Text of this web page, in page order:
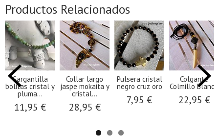
Productos Relacionados
Gargantilla
bolitas cristal y
pluma...
11,95 €
Collar largo
jaspe mokaita y
cristal...
28,95 €
Pulsera cristal
negro cruz oro
7,95 €
Colgante
Colmillo Blanco
22,95 €